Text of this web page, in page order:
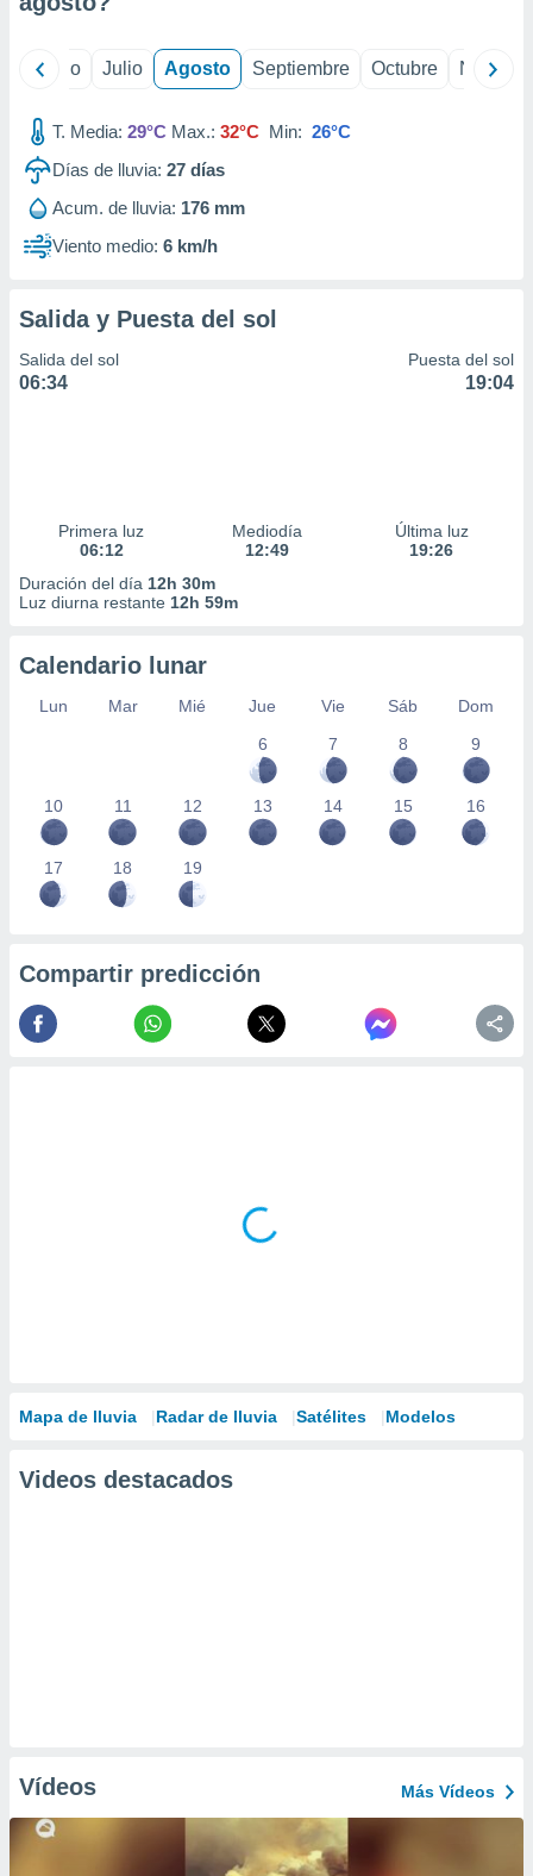
mediante
publicidad
publicidad
1199
Junio Julio Agosto Septiembre Octubre
T. Media: 29°C Max.: 32°C Min: 26°C
Días de lluvia: 27 días
Acum. de lluvia: 176 mm
Viento medio: 6 km/h
Salida y Puesta del sol
Salida del sol
06:34
Puesta del sol
19:04
Primera luz
06:12
Mediodía
12:49
Última luz
19:26
Duración del día 12h 30m
Luz diurna restante 12h 59m
Calendario lunar
Lun Mar Mié Jue Vie Sáb
Dom
6
7 8 9
10 11 12 13 14 15 16
17 18 19
Compartir predicción
Mapa de lluvia Radar de lluvia Satélites Modelos
Videos destacados
Vídeos Más Vídeos